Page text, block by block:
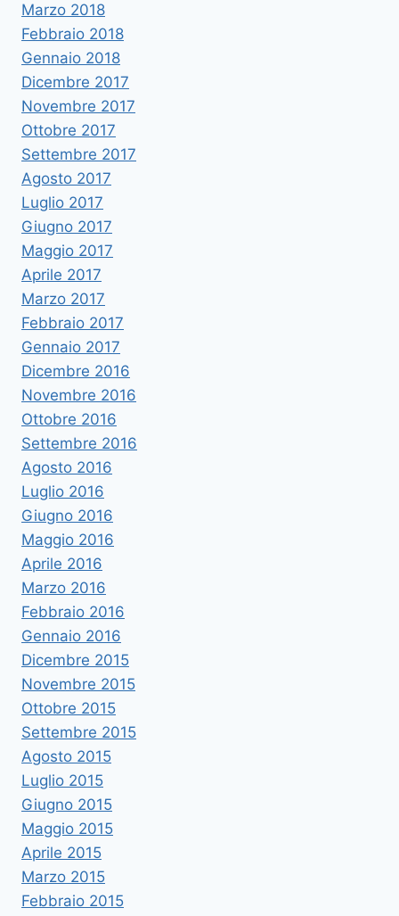
Marzo 2018
Febbraio 2018
Gennaio 2018
Dicembre 2017
Novembre 2017
Ottobre 2017
Settembre 2017
Agosto 2017
Luglio 2017
Giugno 2017
Maggio 2017
Aprile 2017
Marzo 2017
Febbraio 2017
Gennaio 2017
Dicembre 2016
Novembre 2016
Ottobre 2016
Settembre 2016
Agosto 2016
Luglio 2016
Giugno 2016
Maggio 2016
Aprile 2016
Marzo 2016
Febbraio 2016
Gennaio 2016
Dicembre 2015
Novembre 2015
Ottobre 2015
Settembre 2015
Agosto 2015
Luglio 2015
Giugno 2015
Maggio 2015
Aprile 2015
Marzo 2015
Febbraio 2015